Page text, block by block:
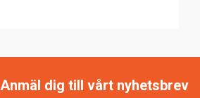
dig till vårt nyhetsbrev